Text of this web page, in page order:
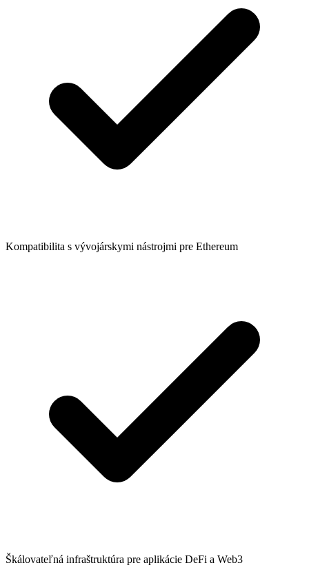
Kompatibilita s vývojárskymi nástrojmi pre Ethereum
Škálovateľná infraštruktúra pre aplikácie DeFi a Web3